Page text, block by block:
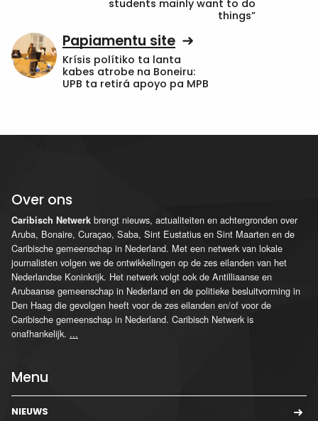
students mainly want to do
things”
Papiamentu site
Krísis polítiko ta lanta
kabes atrobe na Boneiru:
UPB ta retirá apoyo pa MPB
Over ons
Caribisch Netwerk brengt nieuws, actualiteiten en achtergronden over
Aruba, Bonaire, Curaçao, Saba, Sint Eustatius en Sint Maarten en de
Caribische gemeenschap in Nederland. Met een netwerk van lokale
journalisten volgen we de ontwikkelingen op de zes eilanden van het
Nederlandse Koninkrijk. Het netwerk volgt ook de Antilliaanse en
Arubaanse gemeenschap in Nederland en de politieke besluitvorming in
Den Haag die gevolgen heeft voor de zes eilanden en/of voor de
Caribische gemeenschap in Nederland. Caribisch Netwerk is
onafhankelijk. ...
Menu
NIEUWS